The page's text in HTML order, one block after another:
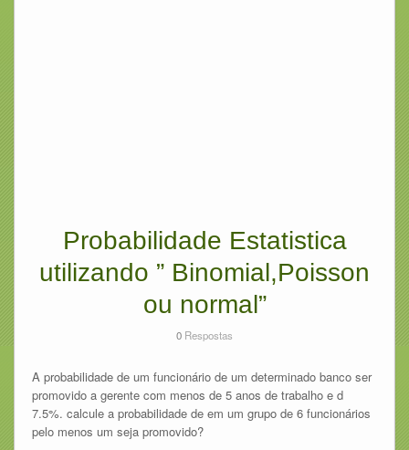
Probabilidade Estatistica
utilizando ” Binomial,Poisson
ou normal”
0 Respostas
A probabilidade de um funcionário de um determinado banco ser
promovido a gerente com menos de 5 anos de trabalho e d
7.5%. calcule a probabilidade de em um grupo de 6 funcionários
pelo menos um seja promovido?